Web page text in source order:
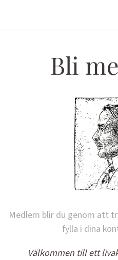
Bli
Medlem blir du genom att
fylla i dina
Välkommen till ett